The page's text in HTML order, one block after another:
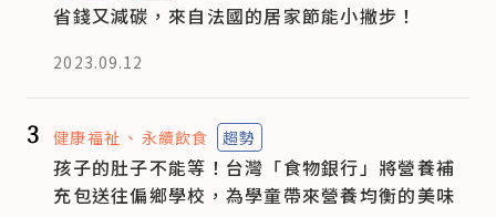
省錢又減碳，來自法國的居家節能小撇步！
2023.09.12
3 健康福祉 永續飲食 趨勢
孩子的肚子不能等！台灣「食物銀行」將營養補
充包送往偏鄉學校，為學童帶來營養均衡的美味